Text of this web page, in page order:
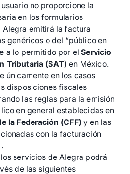
no proporcione la
en los formularios
emitirá la factura
genéricos o del “público en
a lo permitido por elServicio
Tributaria (SAT) en México.
únicamente en los casos
disposiciones fiscales
las reglas para la emisión
en general establecidas en
la Federación (CFF) y en las
con la facturación
servicios de Alegra podrá
de las siguientes